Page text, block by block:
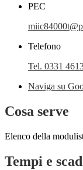
PEC
Telefono
Tel. 0331
Naviga su
Cosa serve
Elenco della
Tempi e